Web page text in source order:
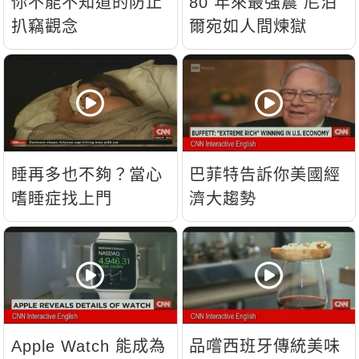
扒竊觀念
爾宛如人間煉獄
睡再多也不夠？當心
嗜睡症找上門
巴菲特告訴你美國經
濟大趨勢
Apple Watch 能成為 品嚐西班牙傳統美味